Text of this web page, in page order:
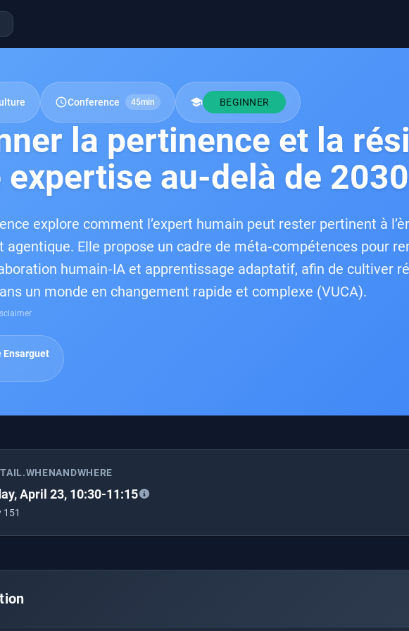
scheduleConference 45min school BEGINNER
la pertinence et la
expertise au-delà de 2030
explore comment l’expert humain peut rester pertinent à
agentique. Elle propose un cadre de méta‑compétences pour
humain‑IA et apprentissage adaptatif, afin de cultiver
un monde en changement rapide et complexe (VUCA).
Ensarguet
April 23, 10:30-11:15
151